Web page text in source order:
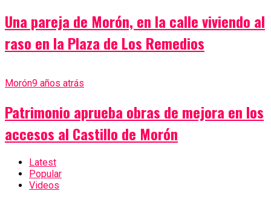
Una pareja de Morón, en la calle viviendo al
raso en la Plaza de Los Remedios
Morón9 años atrás
Patrimonio aprueba obras de mejora en los
accesos al Castillo de Morón
Latest
Popular
Videos